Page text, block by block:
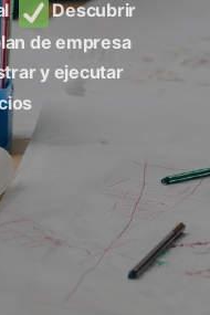
Descubrir
de empresa
y ejecutar